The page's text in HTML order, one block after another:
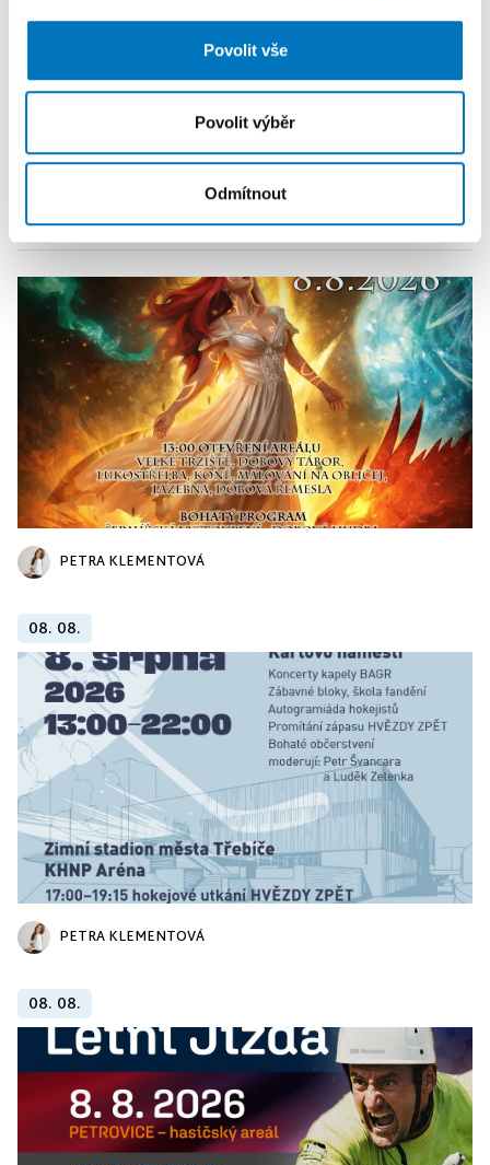
získali v důsledku toho, že používáte jejich služby.
Povolit vše
Povolit výběr
Odmítnout
KALENDÁŘ AKCÍ Další
PETRA KLEMENTOVÁ
08. 08.
PETRA KLEMENTOVÁ
08. 08.